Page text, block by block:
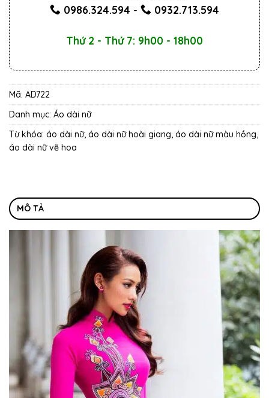
0986.324.594 - 0932.713.594
Thứ 2 - Thứ 7: 9h00 - 18h00
Mã: AD722
Danh mục: Áo dài nữ
Từ khóa: áo dài nữ, áo dài nữ hoài giang, áo dài nữ màu hồng,
áo dài nữ vẽ hoa
MÔ TẢ